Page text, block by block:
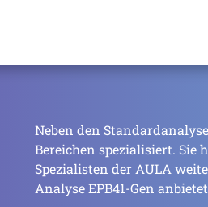
Neben den
Bereichen spezialisiert. Sie
Spezialisten der AULA
Analyse EPB41-Gen